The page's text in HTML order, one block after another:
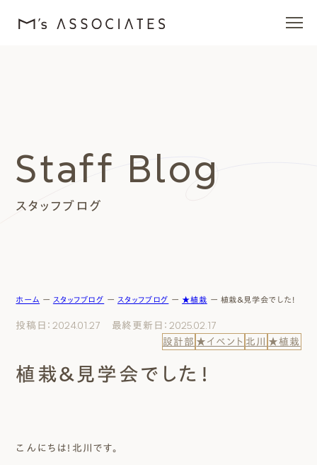
エムズを愛する人たち
施工事例
エムズのこと
0120-40-6613
スタッフブログ
Staff Blog
ホーム ー スタッフブログ ー スタッフブログ ー ★植栽 ー 植栽＆見学会でした！
投稿日：2024.01.27 最終更新日：2025.02.17
設計部 ★イベント 北川 ★植栽
植栽＆見学会でした！
こんにちは！北川です。